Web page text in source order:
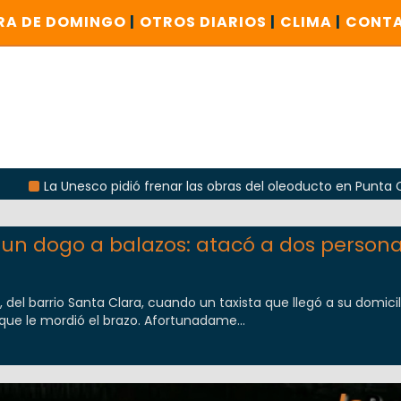
DE DOMINGO | OTROS DIARIOS | CLIMA |
pidió frenar las obras del oleoducto en Punta Colorada
dogo a balazos: atacó a dos
del barrio Santa Clara, cuando un taxista que llegó a su
le mordió el brazo. Afortunadame...